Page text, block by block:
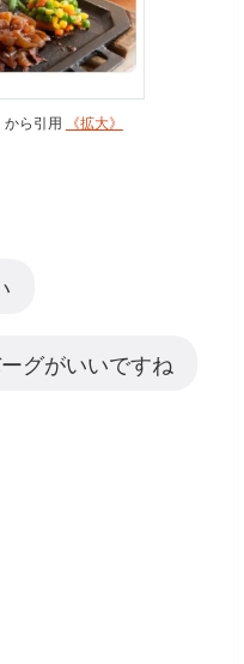
ら引用 《拡大》
グがいいですね